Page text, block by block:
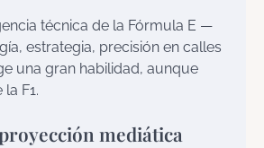
técnica de la Fórmula E —
estrategia, precisión en calles
una gran habilidad, aunque
F1.
mediática